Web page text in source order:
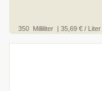
350 Milliliter | 35,69 € / Liter